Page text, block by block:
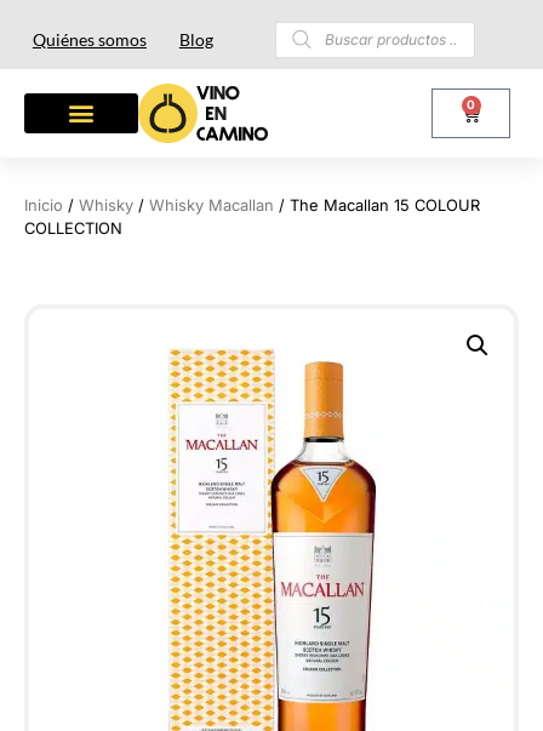
Quiénes somos Blog
0
Inicio / Whisky / Whisky Macallan / The Macallan 15 COLOUR
COLLECTION